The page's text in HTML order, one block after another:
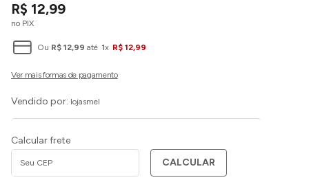
R$ 12,99
no PIX
Ou R$ 12,99 até 1x R$ 12,99
Vendido por: lojasmel
Calcular frete
CALCULAR